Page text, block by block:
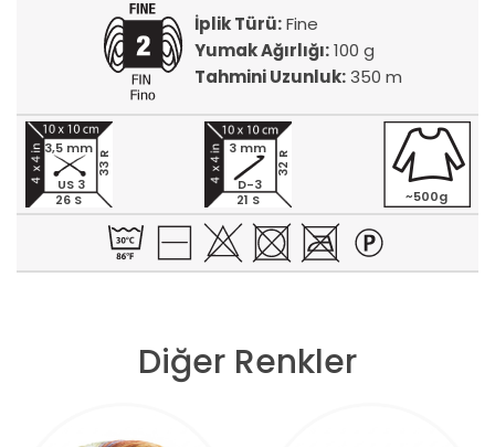
İplik Türü:Fine
Yumak Ağırlığı:100 g
Tahmini Uzunluk:350 m
26 S
33 R
3,5 mm
US 3
21 S
32 R
3 mm
D-3
~500g
Diğer Renkler